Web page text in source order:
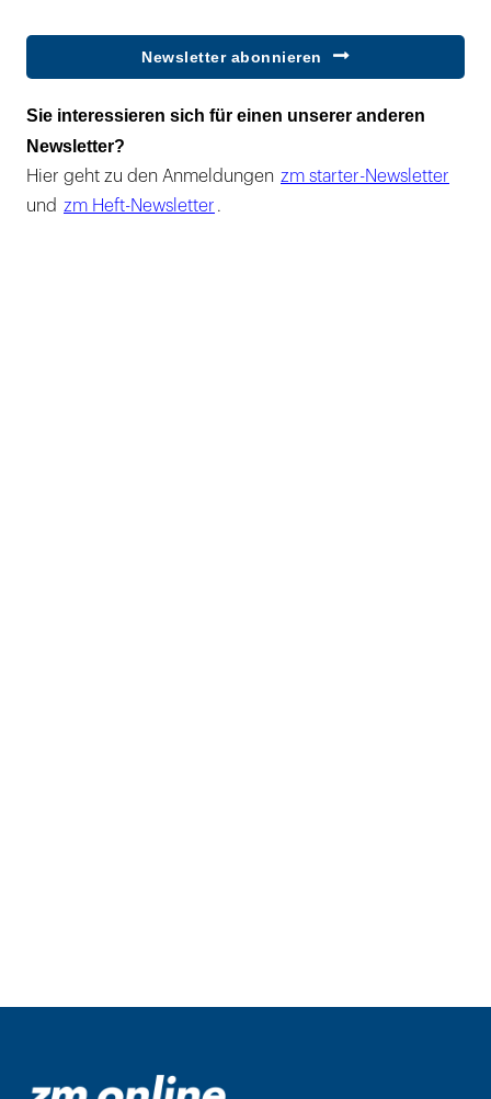
Newsletter abonnieren
Sie interessieren sich für einen unserer anderen
Newsletter?
Hier geht zu den Anmeldungen zm starter-Newsletter
und zm Heft-Newsletter .